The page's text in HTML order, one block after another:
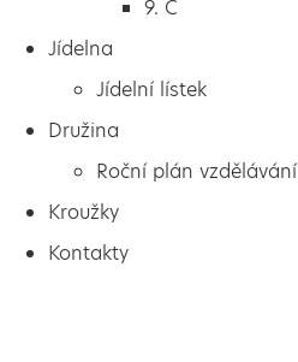
9. C
Jídelna
Jídelní lístek
Družina
Roční plán vzdělávání
Kroužky
Kontakty